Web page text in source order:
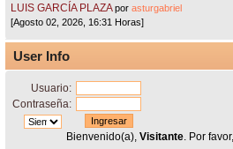
LUIS GARCÍA PLAZA porasturgabriel
[Agosto 02, 2026, 16:31 Horas]
User Info
Usuario:
Contraseña:
Bienvenido(a), Visitante. Por favor,